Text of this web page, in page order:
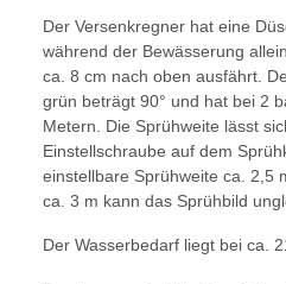
Der Versenkregner hat eine
während der Bewässerung
ca. 8 cm nach oben ausfährt.
grün beträgt 90° und hat bei 2
Metern. Die Sprühweite lässt
Einstellschraube auf dem
einstellbare Sprühweite ca. 2,5
ca. 3 m kann das Sprühbild
Der Wasserbedarf liegt bei